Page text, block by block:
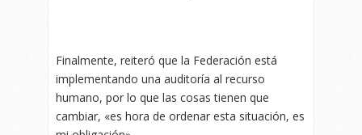
Finalmente, reiteró que la Federación está
implementando una auditoría al recurso
humano, por lo que las cosas tienen que
cambiar, «es hora de ordenar esta situación, es